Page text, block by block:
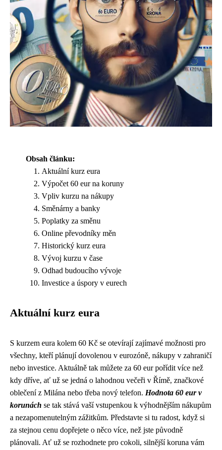
Obsah článku:
Aktuální kurz eura
Výpočet 60 eur na koruny
Vpliv kurzu na nákupy
Směnárny a banky
Poplatky za směnu
Online převodníky měn
Historický kurz eura
Vývoj kurzu v čase
Odhad budoucího vývoje
Investice a úspory v eurech
Aktuální kurz eura
S kurzem eura kolem 60 Kč se otevírají zajímavé možnosti pro
všechny, kteří plánují dovolenou v eurozóně, nákupy v zahraničí
nebo investice. Aktuálně tak můžete za 60 eur pořídit více než
kdy dříve, ať už se jedná o lahodnou večeři v Římě, značkové
oblečení z Milána nebo třeba nový telefon. Hodnota 60 eur v
korunách se tak stává vaší vstupenkou k výhodnějším nákupům
a nezapomenutelným zážitkům. Představte si tu radost, když si
za stejnou cenu dopřejete o něco více, než jste původně
plánovali. Ať už se rozhodnete pro cokoli, silnější koruna vám